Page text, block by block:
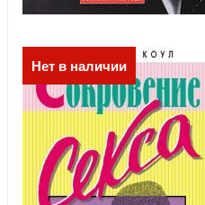
Нет в наличии